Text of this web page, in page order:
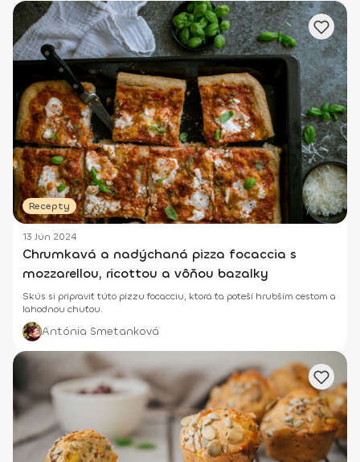
Recepty
13 Jún 2024
Chrumkavá a nadýchaná pizza focaccia s
mozzarellou, ricottou a vôňou bazalky
Skús si pripraviť túto pizzu focacciu, ktorá ťa poteší hrubším cestom a
lahodnou chuťou.
Antónia Smetanková